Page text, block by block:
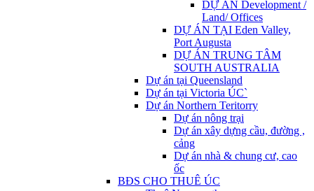
DỰ ÁN Development /
Land/ Offices
DỰ ÁN TẠI Eden Valley,
Port Augusta
DỰ ÁN TRUNG TÂM
SOUTH AUSTRALIA
Dự án tại Queensland
Dự án tại Victoria ÚC`
Dự án Northern Teritorry
Dự án nông trại
Dự án xây dựng cầu, đường ,
cảng
Dự án nhà & chung cư, cao
ốc
BĐS CHO THUÊ ÚC